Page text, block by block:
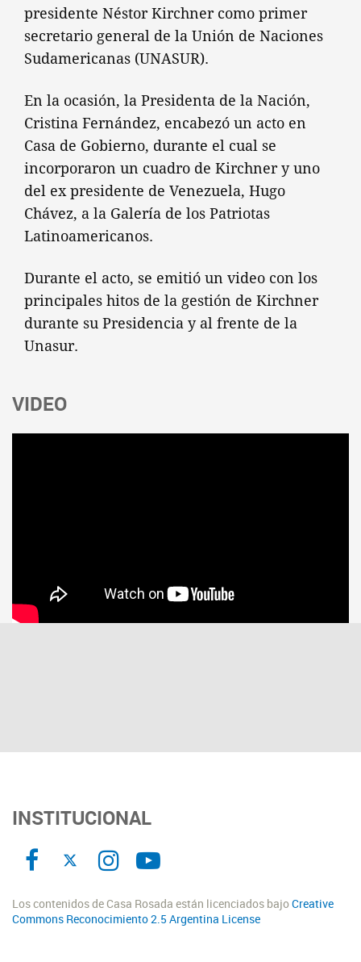
presidente Néstor Kirchner como primer
secretario general de la Unión de Naciones
Sudamericanas (UNASUR).
En la ocasión, la Presidenta de la Nación,
Cristina Fernández, encabezó un acto en
Casa de Gobierno, durante el cual se
incorporaron un cuadro de Kirchner y uno
del ex presidente de Venezuela, Hugo
Chávez, a la Galería de los Patriotas
Latinoamericanos.
Durante el acto, se emitió un video con los
principales hitos de la gestión de Kirchner
durante su Presidencia y al frente de la
Unasur.
VIDEO
INSTITUCIONAL
Los contenidos de Casa Rosada están licenciados bajoCreative
Commons Reconocimiento 2.5 Argentina License